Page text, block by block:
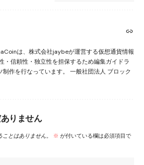
は、株式会社jaybeが運営する仮想通貨情報
・信頼性・独立性を担保するため編集ガイドラ
作を行なっています。 一般社団法人 ブロック
りません
とはありません。 ※ が付いている欄は必須項目で